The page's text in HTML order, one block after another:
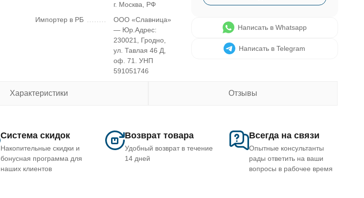
г. Москва, РФ
Импортер в РБ
ООО «Славница»
— Юр.Адрес:
230021, Гродно,
ул. Тавлая 46 Д,
оф. 71. УНП
591051746
Написать в Whatsapp
Написать в Telegram
Характеристики Отзывы
Система скидок
Накопительные скидки и
бонусная программа для
наших клиентов
Возврат товара
Удобный возврат в течение
14 дней
Всегда на связи
Опытные консультанты
рады ответить на ваши
вопросы в рабочее время